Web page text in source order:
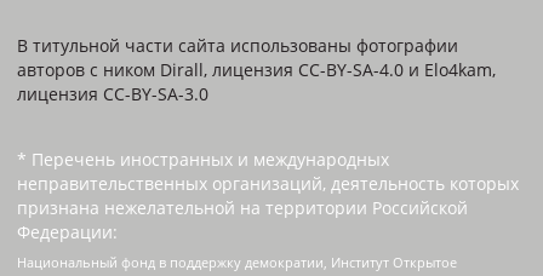
В титульной части сайта использованы фотографии
авторов с ником Dirall, лицензия CC-BY-SA-4.0 и Elo4kam,
лицензия CC-BY-SA-3.0
* Перечень иностранных и международных
неправительственных организаций, деятельность которых
признана нежелательной на территории Российской
Федерации:
Национальный фонд в поддержку демократии, Институт Открытое